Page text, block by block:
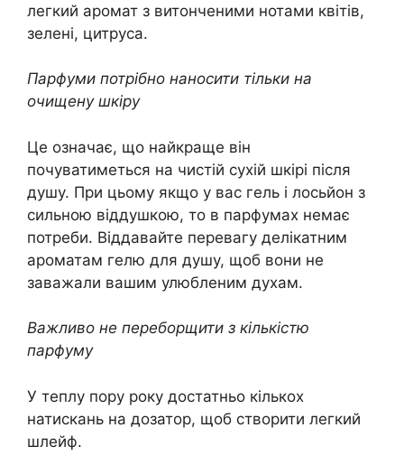
легкий аромат з витонченими нотами квітів,
зелені, цитруса.
Парфуми потрібно наносити тільки на
очищену шкіру
Це означає, що найкраще він
почуватиметься на чистій сухій шкірі після
душу. При цьому якщо у вас гель і лосьйон з
сильною віддушкою, то в парфумах немає
потреби. Віддавайте перевагу делікатним
ароматам гелю для душу, щоб вони не
заважали вашим улюбленим духам.
Важливо не переборщити з кількістю
парфуму
У теплу пору року достатньо кількох
натискань на дозатор, щоб створити легкий
шлейф.